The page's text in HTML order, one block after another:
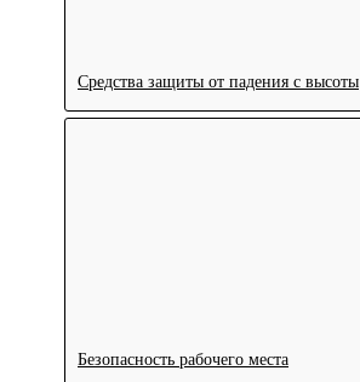
Средства защиты от падения с высоты
Безопасность рабочего места